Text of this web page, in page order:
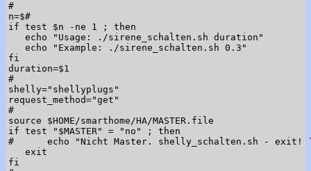
#
n=$#
if test $n -ne 1 ; then
   echo "Usage: ./sirene_schalten.sh duration"
   echo "Example: ./sirene_schalten.sh 0.3"
fi
duration=$1
#
shelly="shellyplugs"
request_method="get"
#
source $HOME/smarthome/HA/MASTER.file
if test "$MASTER" = "no" ; then
#      echo "Nicht Master. shelly_schalten.sh - exit! `date
   exit
fi